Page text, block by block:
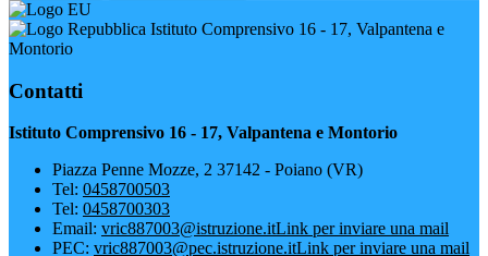
Istituto Comprensivo 16 - 17, Valpantena e
Montorio
Contatti
Istituto Comprensivo 16 - 17, Valpantena e Montorio
Piazza Penne Mozze, 2 37142 - Poiano (VR)
Tel: 0458700503
Tel: 0458700303
Email: vric887003@istruzione.itLink per inviare una mail
PEC: vric887003@pec.istruzione.itLink per inviare una mail